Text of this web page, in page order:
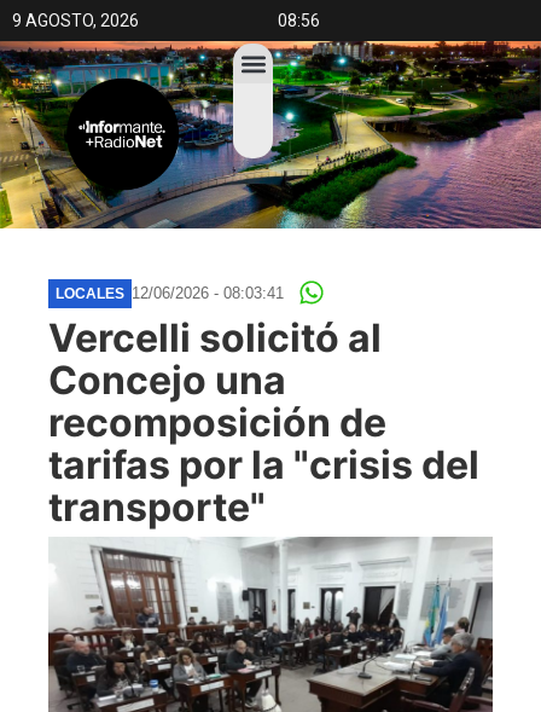
9 AGOSTO, 2026 08:56
LOCALES 12/06/2026 - 08:03:41
Vercelli solicitó al
Concejo una
recomposición de
tarifas por la "crisis del
transporte"